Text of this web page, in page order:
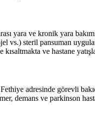
yara ve kronik yara
vs.) steril pansuman
ve hastane
Fethiye adresinde görevli
demans ve parkinson